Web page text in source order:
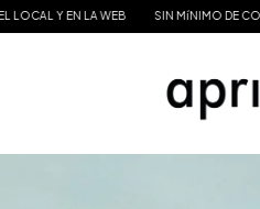
Y EN LA WEB SIN MíNIMO DE